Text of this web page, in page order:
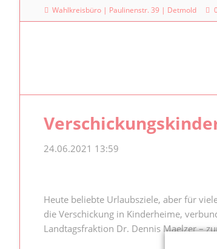
Wahlkreisbüro | Paulinenstr. 39 | Detmold
Familienpolitischer Sprecher
Meine Anfragen
24.06.2021 13:59
Heute beliebte Urlaubsziele, aber für
die Verschickung in Kinderheime,
Landtagsfraktion Dr. Dennis Maelzer –